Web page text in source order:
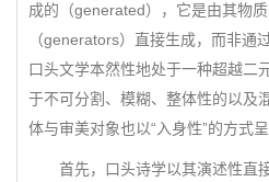
成的（generated），它是由其物
（generators）直接生成，而非通
口头文学本然性地处于一种超越二
于不可分割、模糊、整体性的以及
体与审美对象也以“入身性”的方式
首先，口头诗学以其演述性直